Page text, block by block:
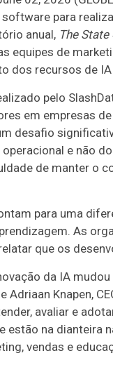
para
anual, The
equipes de
dos recursos de
pelo
em empresas
desafio
e não
de manter o
para uma
As
que os
da IA
Adriaan Knapen,
avaliar e
estão na dianteira
vendas e